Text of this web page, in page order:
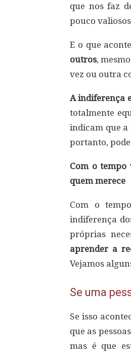
que nos faz
pouco
E o que
outros,
vez ou outra
A indiferença
totalmente
indicam que a
portanto,
Com o tempo
quem merece
Com o
indiferença
próprias
aprender a
Vejamos
Se uma
Se isso
que as
mas é que